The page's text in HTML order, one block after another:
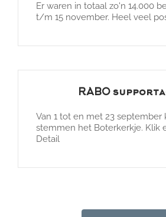
Er waren in totaal zo'n 14.000
t/m 15 november. Heel veel
RABO
Van 1 tot en met 23 september
stemmen het Boterkerkje. Klik
Detail